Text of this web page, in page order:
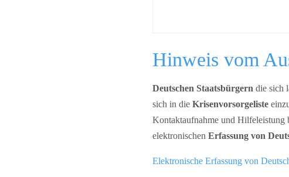
Hinweis vom
Deutschen Staatsbürgern die sich
sich in die Krisenvorsorgeliste
Kontaktaufnahme und Hilfeleistung
elektronischen Erfassung von
Elektronische Erfassung von